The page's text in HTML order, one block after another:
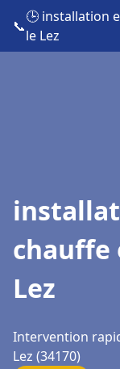
📞
🕒 installation
le Lez
chauffe
Lez
Intervention
Lez (34170)